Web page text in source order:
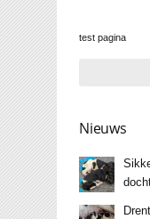
test pagina
Nieuws